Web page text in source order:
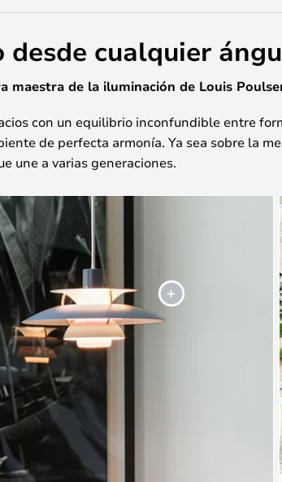
desde cualquier
maestra de la iluminación de Louis
con un equilibrio inconfundible entre
de perfecta armonía. Ya sea sobre la
une a varias generaciones.